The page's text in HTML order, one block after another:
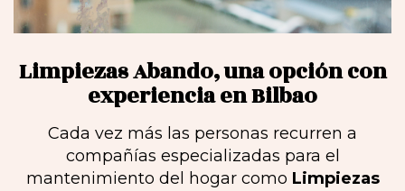
Limpiezas Abando, una opción con
experiencia en Bilbao
Cada vez más las personas recurren a
compañías especializadas para el
mantenimiento del hogar como Limpiezas